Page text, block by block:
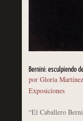
Bernini: esculpiendo
por Gloria
Exposiciones
“El Caballero